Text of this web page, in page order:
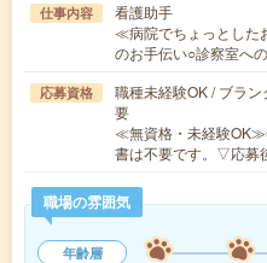
仕事内容
看護助手
≪病院でちょっとした
のお手伝い○診察室へ
応募資格
職種未経験OK / ブラ
要
≪無資格・未経験
書は不要です。▽応募
職場の雰囲気
年齢層